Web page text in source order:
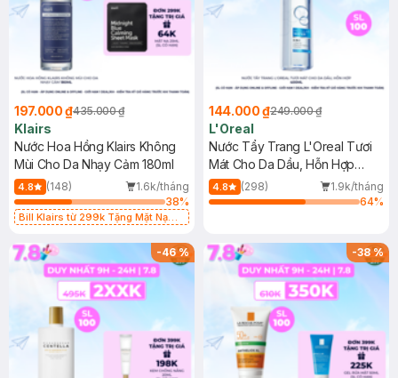
197.000 ₫435.000 ₫
Klairs
Nước Hoa Hồng Klairs Không
Mùi Cho Da Nhạy Cảm 180ml
4.8 (148)
1.6k/tháng
38%
Bill Klairs từ 299k Tặng Mặt Nạ
25ml (SL Có Hạn)
144.000 ₫249.000 ₫
L'Oreal
Nước Tẩy Trang L'Oreal Tươi
Mát Cho Da Dầu, Hỗn Hợp
400ml
4.8 (298)
1.9k/tháng
64%
-46% -38%